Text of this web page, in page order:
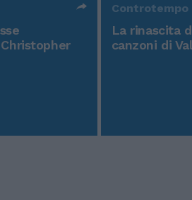
Controtempo
La rinascita
canzoni di